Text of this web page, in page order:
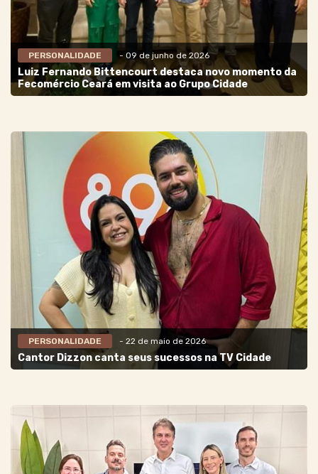
PERSONALIDADE - 09 de junho de 2026
Luiz Fernando Bittencourt destaca novo momento da
Fecomércio Ceará em visita ao Grupo Cidade
PERSONALIDADE - 22 de maio de 2026
Cantor Dizzon canta seus sucessos na TV Cidade